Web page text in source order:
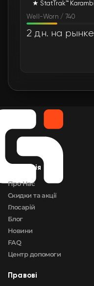
Well-Worn / 740
2 дн. на рынке
Компанія
Про Нас
Скидки та акції
Глосарій
Блог
Новини
FAQ
Центр допомоги
Правові